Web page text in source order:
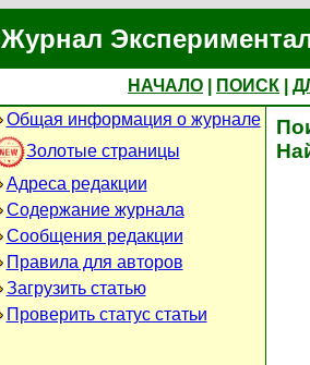
Журнал
НАЧАЛО ПОИСК
Общая информация о журнале
Золотые страницы
Адреса редакции
Содержание журнала
Сообщения редакции
Правила для авторов
Загрузить статью
Проверить статус статьи